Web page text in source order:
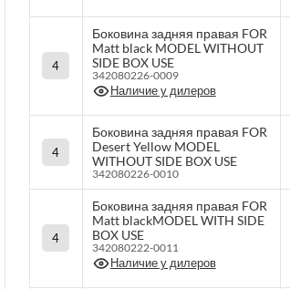
4
Боковина задняя правая FOR
Matt black MODEL WITHOUT
SIDE BOX USE
342080226-0009
Наличие у дилеров
4
Боковина задняя правая FOR
Desert Yellow MODEL
WITHOUT SIDE BOX USE
342080226-0010
4
Боковина задняя правая FOR
Matt blackMODEL WITH SIDE
BOX USE
342080222-0011
Наличие у дилеров